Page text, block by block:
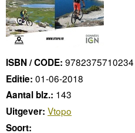
ISBN / CODE: 9782375710234
Editie: 01-06-2018
Aantal blz.: 143
Uitgever: Vtopo
Soort: